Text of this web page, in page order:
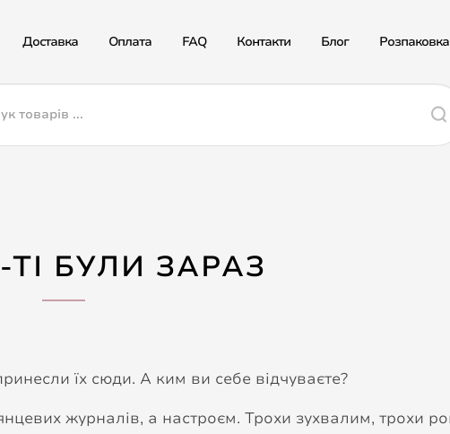
Доставка Оплата FAQ Контакти Блог Розпаковка
ТІ БУЛИ ЗАРАЗ
їх сюди. А ким ви себе відчуваєте?
журналів, а настроєм. Трохи зухвалим, трохи